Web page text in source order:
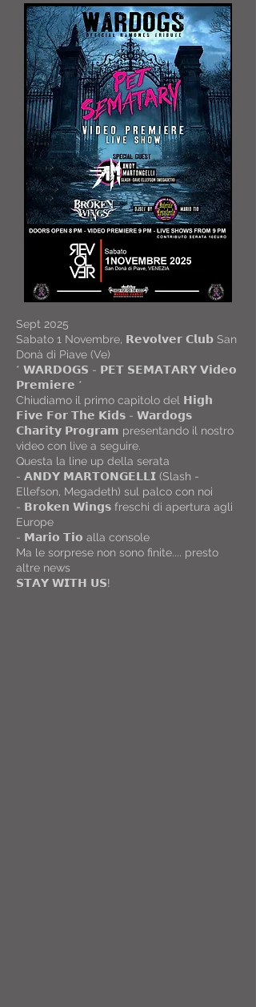
Sept 2025
Sabato 1 Novembre, 𝗥𝗲𝘃𝗼𝗹𝘃𝗲𝗿 𝗖𝗹𝘂𝗯 San
Donà di Piave (Ve)
* 𝗪𝗔𝗥𝗗𝗢𝗚𝗦 - 𝗣𝗘𝗧 𝗦𝗘𝗠𝗔𝗧𝗔𝗥𝗬 𝗩𝗶𝗱𝗲𝗼
𝗣𝗿𝗲𝗺𝗶𝗲𝗿𝗲 *
Chiudiamo il primo capitolo del 𝗛𝗶𝗴𝗵
𝗙𝗶𝘃𝗲 𝗙𝗼𝗿 𝗧𝗵𝗲 𝗞𝗶𝗱𝘀 - 𝗪𝗮𝗿𝗱𝗼𝗴𝘀
𝗖𝗵𝗮𝗿𝗶𝘁𝘆 𝗣𝗿𝗼𝗴𝗿𝗮𝗺 presentando il nostro
video con live a seguire.
Questa la line up della serata
- 𝗔𝗡𝗗𝗬 𝗠𝗔𝗥𝗧𝗢𝗡𝗚𝗘𝗟𝗟𝗜 (Slash -
Ellefson, Megadeth) sul palco con noi
- 𝗕𝗿𝗼𝗸𝗲𝗻 𝗪𝗶𝗻𝗴𝘀 freschi di apertura agli
Europe
- 𝗠𝗮𝗿𝗶𝗼 𝗧𝗶𝗼 alla console
Ma le sorprese non sono finite.... presto
altre news
𝗦𝗧𝗔𝗬 𝗪𝗜𝗧𝗛 𝗨𝗦!